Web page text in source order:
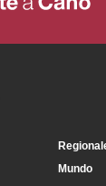
Mundo